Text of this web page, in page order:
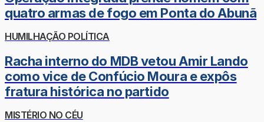
quatro armas de fogo em Ponta do Abunã
HUMILHAÇÃO POLÍTICA
Racha interno do MDB vetou Amir Lando
como vice de Confúcio Moura e expôs
fratura histórica no partido
MISTÉRIO NO CÉU